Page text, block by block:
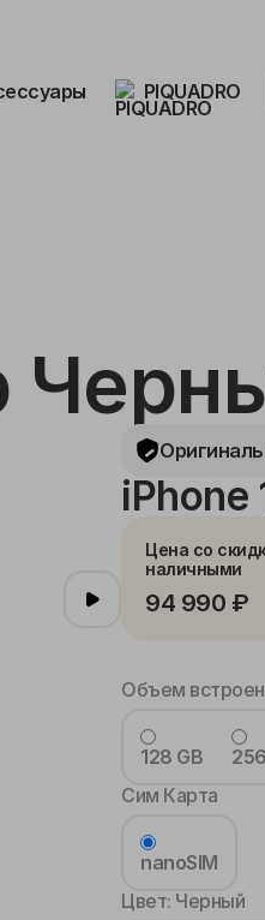
PIQUADRO
iPhone
Цена со
наличными
94 990 ₽
Объем
128 GB
Сим Карта
nanoSIM
Цвет: Черный